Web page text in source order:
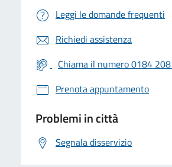
Leggi le domande frequenti
Richiedi assistenza
Chiama il numero 0184
Prenota appuntamento
Problemi in città
Segnala disservizio